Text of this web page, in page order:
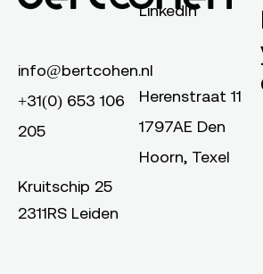
info@bertcohen.nl
+31(0) 653 106
205
Kruitschip 25
2311RS Leiden
LinkedIn
Herenstraat 11
1797AE Den
Hoorn, Texel